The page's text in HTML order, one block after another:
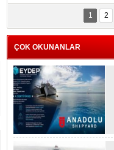
Kpt. MESUT AZMİ GÖKSOY
ithafen...
1 2
ÇOK OKUNANLAR